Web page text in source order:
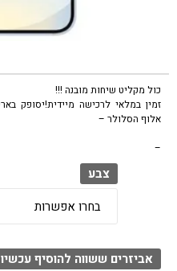
כול מקליט שיחות מובנה !!!
אלוף הסלולר –
–
צבע
אביזרים ששווה להוסיף עכשיו